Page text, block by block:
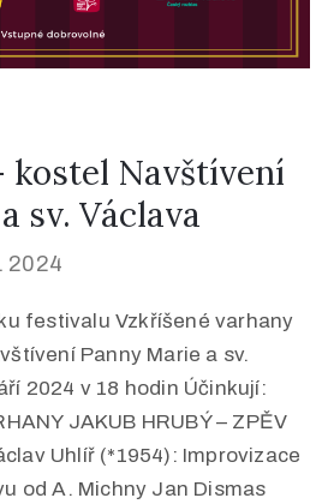
kostel Navštívení
sv. Václava
2024
festivalu Vzkříšené varhany
Panny Marie a sv.
2024 v 18 hodin Účinkují:
JAKUB HRUBÝ – ZPĚV
Uhlíř (*1954): Improvizace
od A. Michny Jan Dismas